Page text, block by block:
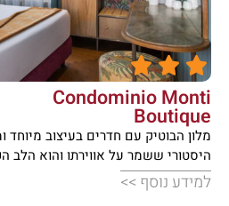





Condominio Monti
Boutique
מלון הבוטיק עם חדרים בעיצוב מיוחד
היסטורי ששמר על אווירתו והוא הלב
למידע נוסף >>